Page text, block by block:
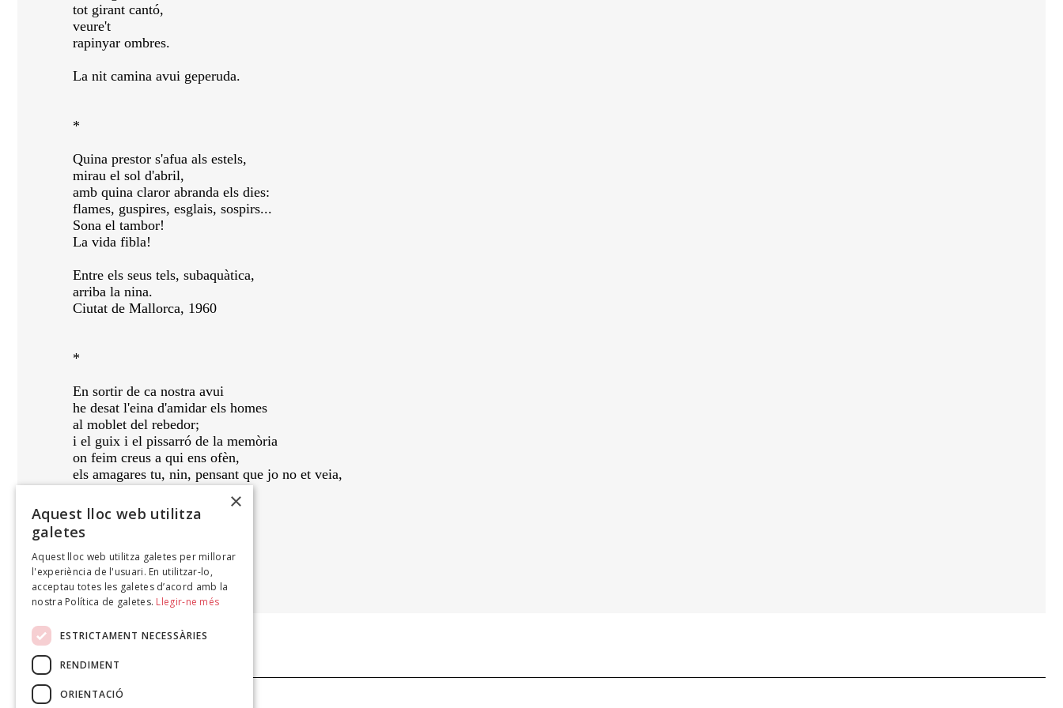
tot girant cantó,
veure't
rapinyar ombres.
La nit camina avui geperuda.
*
Quina prestor s'afua als estels,
mirau el sol d'abril,
amb quina claror abranda els dies:
flames, guspires, esglais, sospirs...
Sona el tambor!
La vida fibla!
Entre els seus tels, subaquàtica,
arriba la nina.
Ciutat de Mallorca, 1960
*
En sortir de ca nostra avui
he desat l'eina d'amidar els homes
al moblet del rebedor;
i el guix i el pissarró de la memòria
on feim creus a qui ens ofèn,
els amagares tu, nin, pensant que jo no et veia,
ahir de capvespre,
a l'enfony de les juguetes.
JOAN PERICÀS
Puu, 2002
×
Aquest lloc web utilitza
galetes
Aquest lloc web utilitza galetes per millorar
l'experiència de l'usuari. En utilitzar-lo,
acceptau totes les galetes d’acord amb la
nostra Política de galetes. Llegir-ne més
ESTRICTAMENT NECESSÀRIES
RENDIMENT
ORIENTACIÓ